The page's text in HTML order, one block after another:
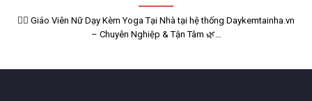
🧘‍♀️ Giáo Viên Nữ Dạy Kèm Yoga Tại Nhà tại hệ thống Daykemtainha.vn
– Chuyên Nghiệp & Tận Tâm 🌿…